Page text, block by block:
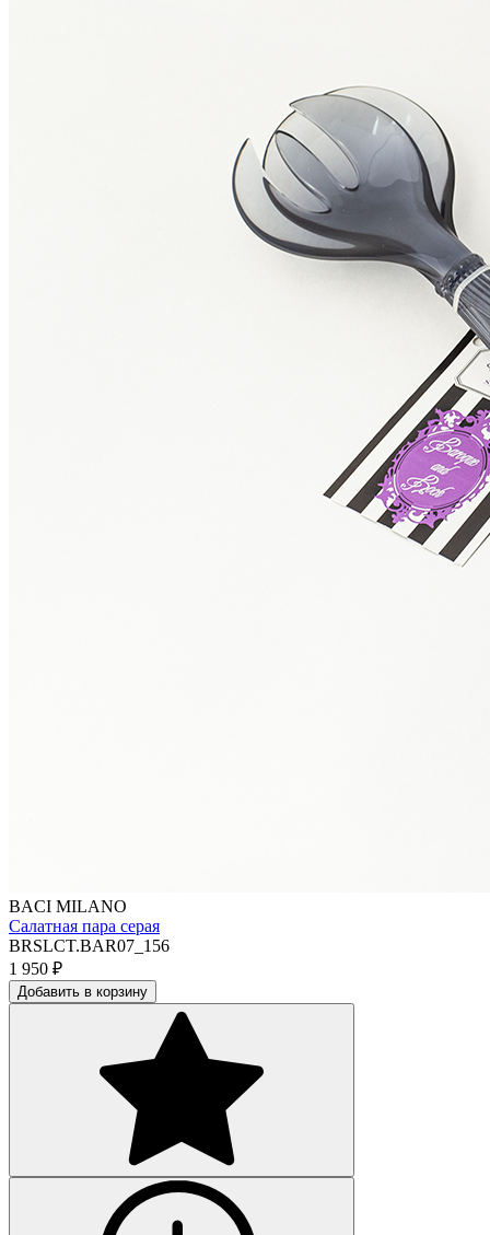
BACI MILANO
Салатная пара серая
BRSLCT.BAR07_156
1 950 ₽
Добавить в корзину